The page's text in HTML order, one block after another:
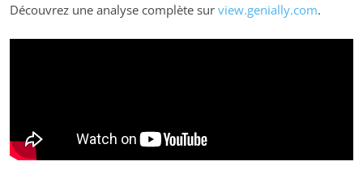
Découvrez une analyse complète sur view.genially.com.